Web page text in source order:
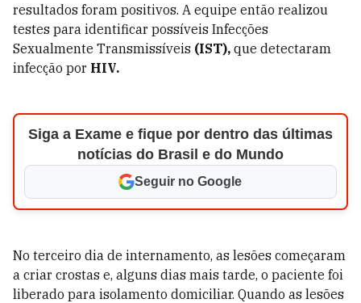
resultados foram positivos. A equipe então realizou
testes para identificar possíveis Infecções
Sexualmente Transmissíveis (IST), que detectaram
infecção por HIV.
Siga a Exame e fique por dentro das últimas
notícias do Brasil e do Mundo
Seguir no Google
No terceiro dia de internamento, as lesões começaram
a criar crostas e, alguns dias mais tarde, o paciente foi
liberado para isolamento domiciliar. Quando as lesões